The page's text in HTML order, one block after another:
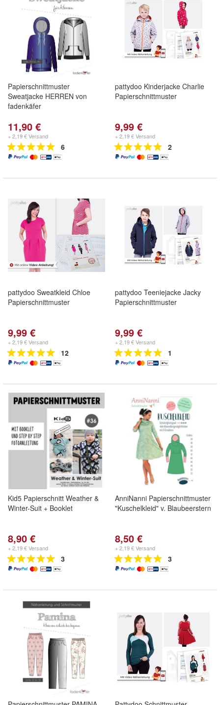
Papierschnittmuster
Sweatjacke HERREN von
fadenkäfer
11,90 €
+ 2,19 € Versand
6
pattydoo Kinderjacke Charlie
Papierschnittmuster
9,99 €
+ 2,19 € Versand
2
pattydoo Sweatkleid Chloe
Papierschnittmuster
9,99 €
+ 2,19 € Versand
12
pattydoo Teeniejacke Jacky
Papierschnittmuster
9,99 €
+ 2,19 € Versand
1
Kid5 Papierschnitt Weather &
Winter-Suit + Booklet
8,90 €
+ 2,19 € Versand
3
AnniNanni Papierschnittmuster
"Kuschelkleid" v. Blaubeerstern
8,50 €
+ 2,19 € Versand
3